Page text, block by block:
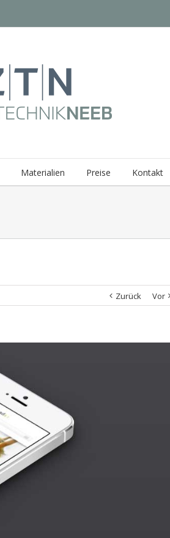
Materialien Preise Kontakt
Zurück Vor